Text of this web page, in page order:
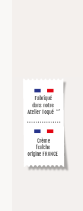
Fabriqué
dans notre
Atelier Toqué ™*
Crème
fraîche
origine FRANCE